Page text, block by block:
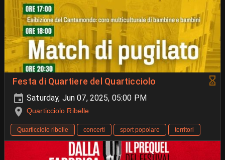
Festa di Quartiere del Quarticciolo
Saturday, Jun 07, 2025, 05:00 PM
Quarticciolo Ribelle
Quarticciolo ribelle concerti sport popolare territori